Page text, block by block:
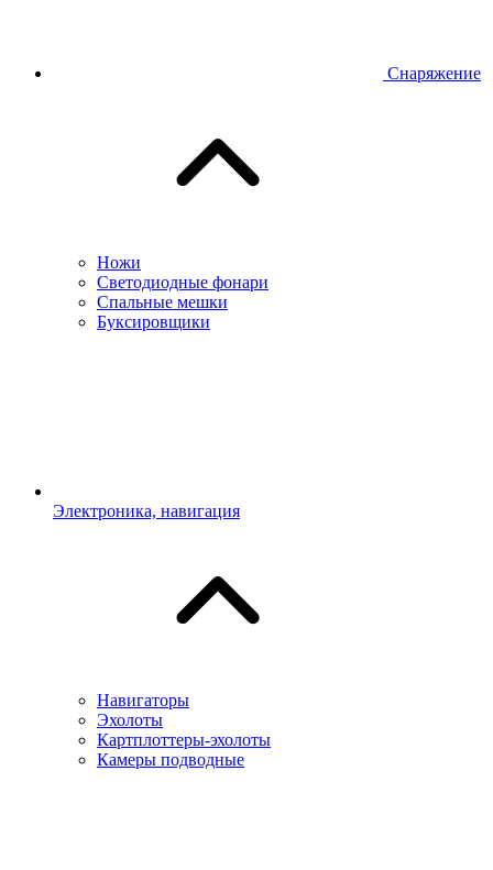
Снаряжение
Ножи
Светодиодные фонари
Спальные мешки
Буксировщики
Электроника, навигация
Навигаторы
Эхолоты
Картплоттеры-эхолоты
Камеры подводные